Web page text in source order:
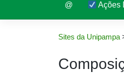
@ Ações
Sites da Unipampa